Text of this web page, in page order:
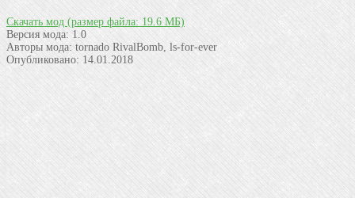
Скачать мод (размер файла: 19.6 МБ)
Версия мода: 1.0
Авторы мода: tornado RivalBomb, ls-for-ever
Опубликовано: 14.01.2018